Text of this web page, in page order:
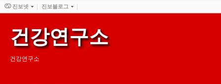
건강연구소
건강연구소
진보넷 진보블로그